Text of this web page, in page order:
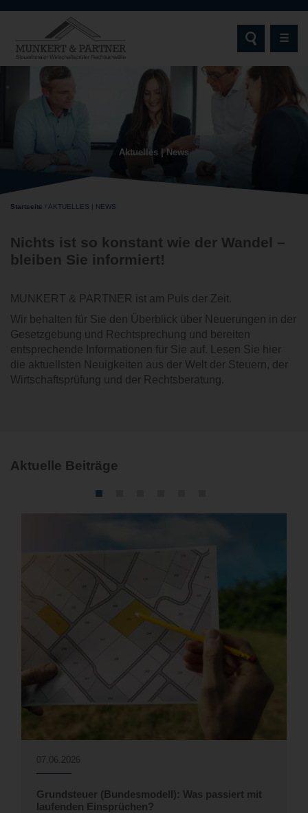
☰
STARTSEITE
MUNKERT & PARTNER
SCHWERPUNKTE & EXPERTISEN
DIGITALE SERVICES
KARRIERE
KONTAKT
Aktuelles | News
Startseite / AKTUELLES | NEWS
Nichts ist so konstant wie der Wandel –
bleiben Sie informiert!
MUNKERT & PARTNER ist am Puls der Zeit.
Wir behalten für Sie den Überblick über Neuerungen in der
Gesetzgebung und Rechtsprechung und bereiten
entsprechende Informationen für Sie auf. Lesen Sie hier
die aktuellsten Neuigkeiten aus der Welt der Steuern, der
Wirtschaftsprüfung und der Rechtsberatung.
Aktuelle Beiträge
07.06.2026
Grundsteuer (Bundesmodell): Was passiert mit
laufenden Einsprüchen?